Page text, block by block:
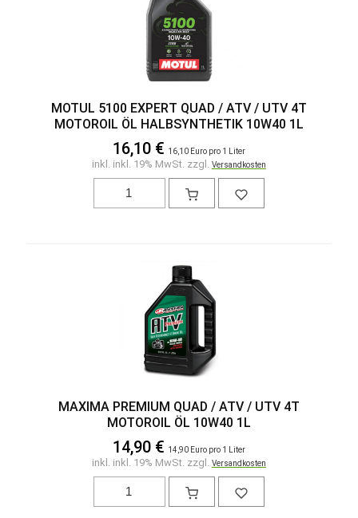
MOTUL 5100 EXPERT QUAD / ATV / UTV 4T
MOTOROIL ÖL HALBSYNTHETIK 10W40 1L
16,10 € 16,10 Euro pro 1 Liter
inkl. inkl. 19% MwSt. zzgl. Versandkosten
MAXIMA PREMIUM QUAD / ATV / UTV 4T
MOTOROIL ÖL 10W40 1L
14,90 € 14,90 Euro pro 1 Liter
inkl. inkl. 19% MwSt. zzgl. Versandkosten